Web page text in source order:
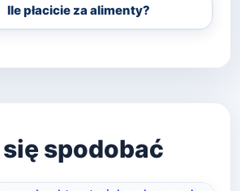
Ile płacicie za alimenty?